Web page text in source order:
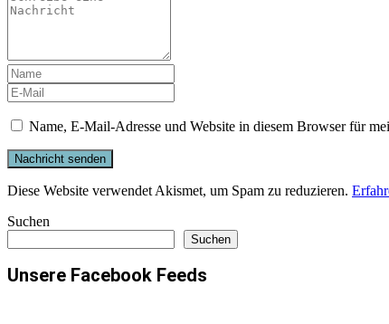
Name, E-Mail-Adresse und Website in diesem Browser für
Diese Website verwendet Akismet, um Spam zu reduzieren.
Suchen
Suchen
Unsere Facebook Feeds